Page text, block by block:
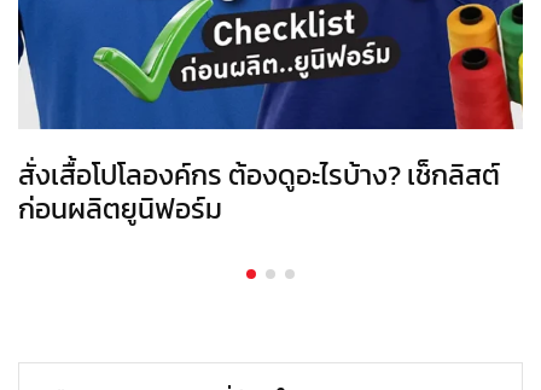
สั่งเสื้อโปโลองค์กร ต้องดูอะไรบ้าง? เช็กลิสต์
ก่อนผลิตยูนิฟอร์ม